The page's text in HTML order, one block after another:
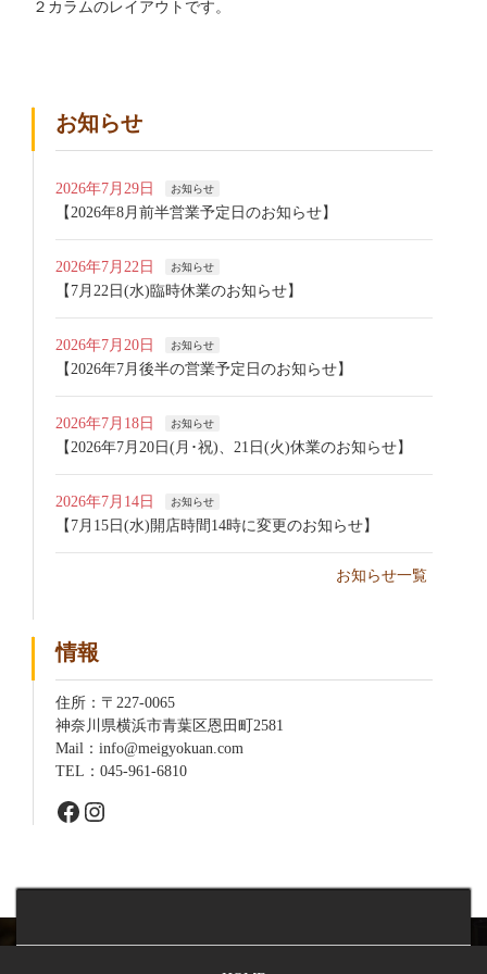
２カラムのレイアウトです。
お知らせ
2026年7月29日 お知らせ
【2026年8月前半営業予定日のお知らせ】
2026年7月22日 お知らせ
【7月22日(水)臨時休業のお知らせ】
2026年7月20日 お知らせ
【2026年7月後半の営業予定日のお知らせ】
2026年7月18日 お知らせ
【2026年7月20日(月･祝)、21日(火)休業のお知らせ】
2026年7月14日 お知らせ
【7月15日(水)開店時間14時に変更のお知らせ】
お知らせ一覧
情報
住所：〒227-0065
神奈川県横浜市青葉区恩田町2581
Mail：info@meigyokuan.com
TEL：045-961-6810
Facebook Instagram